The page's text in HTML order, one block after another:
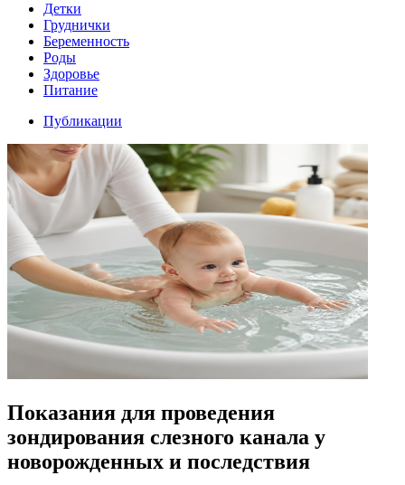
Детки
Груднички
Беременность
Роды
Здоровье
Питание
Публикации
Показания для проведения
зондирования слезного канала у
новорожденных и последствия